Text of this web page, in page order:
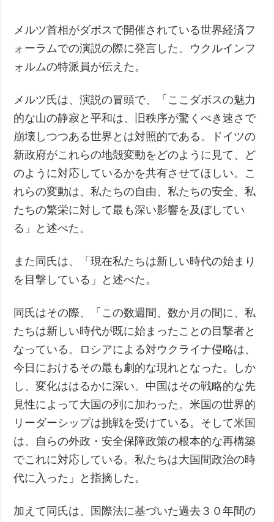
メルツ首相がダボスで開催されている世界経済フ
ォーラムでの演説の際に発言した。ウクルインフ
ォルムの特派員が伝えた。
メルツ氏は、演説の冒頭で、「ここダボスの魅力
的な山の静寂と平和は、旧秩序が驚くべき速さで
崩壊しつつある世界とは対照的である。ドイツの
新政府がこれらの地殻変動をどのように見て、ど
のように対応しているかを共有させてほしい。こ
れらの変動は、私たちの自由、私たちの安全、私
たちの繁栄に対して最も深い影響を及ぼしてい
る」と述べた。
また同氏は、「現在私たちは新しい時代の始まり
を目撃している」と述べた。
同氏はその際、「この数週間、数か月の間に、私
たちは新しい時代が既に始まったことの目撃者と
なっている。ロシアによる対ウクライナ侵略は、
今日におけるその最も劇的な現れとなった。しか
し、変化ははるかに深い。中国はその戦略的な先
見性によって大国の列に加わった。米国の世界的
リーダーシップは挑戦を受けている。そして米国
は、自らの外政・安全保障政策の根本的な再構築
でこれに対応している。私たちは大国間政治の時
代に入った」と指摘した。
加えて同氏は、国際法に基づいた過去３０年間の